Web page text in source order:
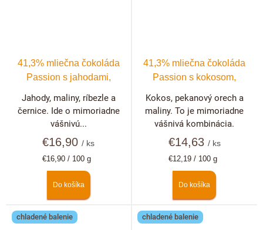
41,3% mliečna čokoláda
Passion s jahodami,
ríbezľami
€16,90/ ks
Jednotková
€16,90 / 100 g
Do košíka
Jahody, maliny, ríbezle a
černice. Ide o mimoriadne
vášnivú...
41,3% mliečna čokoláda
Passion s kokosom,
malinami
€14,63 / ks
Jednotková
€12,19 / 100 g
Do košíka
Kokos, pekanový orech a
maliny. To je mimoriadne
vášnivá kombinácia.
chladené balenie chladené balenie